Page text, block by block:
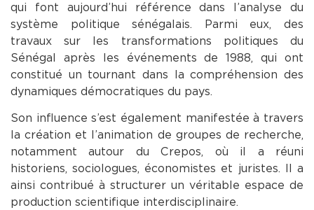
qui font aujourd’hui référence dans l’analyse du
système politique sénégalais. Parmi eux, des
travaux sur les transformations politiques du
Sénégal après les événements de 1988, qui ont
constitué un tournant dans la compréhension des
dynamiques démocratiques du pays.
Son influence s’est également manifestée à travers
la création et l’animation de groupes de recherche,
notamment autour du Crepos, où il a réuni
historiens, sociologues, économistes et juristes. Il a
ainsi contribué à structurer un véritable espace de
production scientifique interdisciplinaire.